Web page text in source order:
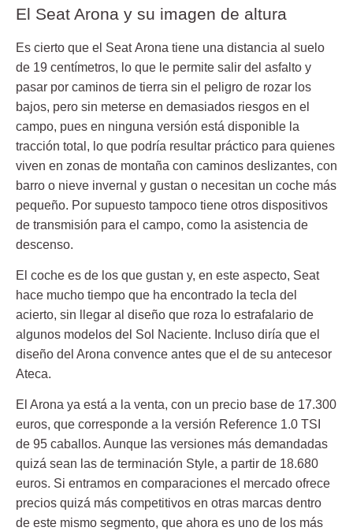
El Seat Arona y su imagen de altura
Es cierto que el Seat Arona tiene una distancia al suelo
de 19 centímetros, lo que le permite salir del asfalto y
pasar por caminos de tierra sin el peligro de rozar los
bajos, pero sin meterse en demasiados riesgos en el
campo, pues en ninguna versión está disponible la
tracción total, lo que podría resultar práctico para quienes
viven en zonas de montaña con caminos deslizantes, con
barro o nieve invernal y gustan o necesitan un coche más
pequeño. Por supuesto tampoco tiene otros dispositivos
de transmisión para el campo, como la asistencia de
descenso.
El coche es de los que gustan y, en este aspecto, Seat
hace mucho tiempo que ha encontrado la tecla del
acierto, sin llegar al diseño que roza lo estrafalario de
algunos modelos del Sol Naciente. Incluso diría que el
diseño del Arona convence antes que el de su antecesor
Ateca.
El Arona ya está a la venta, con un precio base de 17.300
euros, que corresponde a la versión Reference 1.0 TSI
de 95 caballos. Aunque las versiones más demandadas
quizá sean las de terminación Style, a partir de 18.680
euros. Si entramos en comparaciones el mercado ofrece
precios quizá más competitivos en otras marcas dentro
de este mismo segmento, que ahora es uno de los más